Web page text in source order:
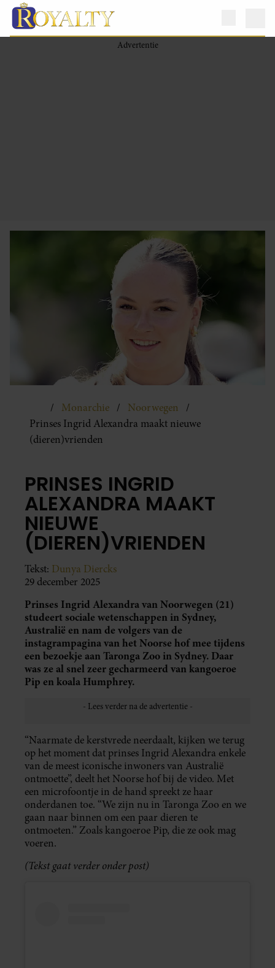
Monarchie
Noorwegen
Prinses Ingrid Alexandra maakt nieuwe
(dieren)vrienden
PRINSES INGRID
ALEXANDRA MAAKT
NIEUWE
(DIEREN)VRIENDEN
Tekst: Dunya Diercks
29 december 2025
Prinses Ingrid Alexandra van Noorwegen (21)
studeert sociale wetenschappen in Sydney,
Australië en nam de volgers van de
instagrampagina van het Noorse hof mee tijdens
een bezoekje aan Taronga Zoo in Sydney. Daar
was ze al snel zeer gecharmeerd van kangoeroe
Pip en koala Humphrey.
“Naarmate de kerstvrede neerdaalt, kijken we terug
op het moment dat prinses Ingrid Alexandra enkele
van de meest iconische inwoners van Australië
ontmoette”, deelt het Noorse hof bij de video. Met
een microfoontje in de hand spreekt ze haar
onderdanen toe. “We zijn nu in Taronga Zoo en we
gaan naar binnen om een paar dieren te
ontmoeten.” Zoals kangoeroe Pip, die ze ook mag
voeren.
(Tekst gaat verder onder post)